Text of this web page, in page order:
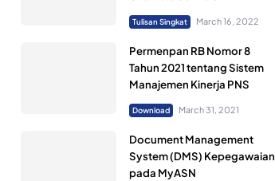
Tulisan Singkat March 16, 2022
Permenpan RB Nomor 8
Tahun 2021 tentang Sistem
Manajemen Kinerja PNS
Download March 31, 2021
Document Management
System (DMS) Kepegawaian
pada MyASN